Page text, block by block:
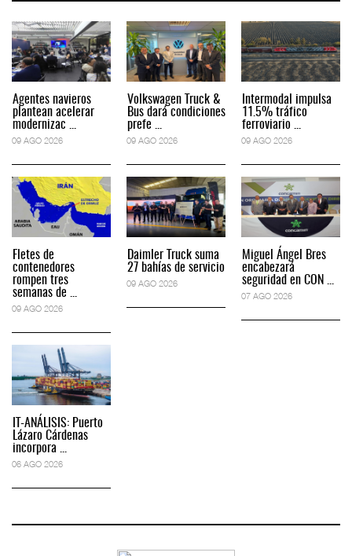
Agentes navieros
plantean acelerar
modernizac ...
09 AGO 2026
Fletes de
contenedores
rompen tres
semanas de ...
09 AGO 2026
IT-ANÁLISIS: Puerto
Lázaro Cárdenas
incorpora ...
06 AGO 2026
Volkswagen Truck &
Bus dará condiciones
prefe ...
09 AGO 2026
Daimler Truck suma
27 bahías de servicio
09 AGO 2026
Intermodal impulsa
11.5% tráfico
ferroviario ...
09 AGO 2026
Miguel Ángel Bres
encabezará
seguridad en CON ...
07 AGO 2026